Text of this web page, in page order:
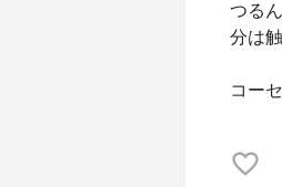
つる
分は
コー